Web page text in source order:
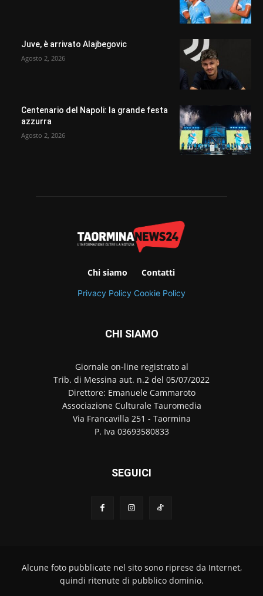
Juve, è arrivato Alajbegovic
Agosto 2, 2026
Centenario del Napoli: la grande festa
azzurra
Agosto 2, 2026
Chi siamo Contatti
Privacy Policy Cookie Policy
CHI SIAMO
Giornale on-line registrato al
Trib. di Messina aut. n.2 del 05/07/2022
Direttore: Emanuele Cammaroto
Associazione Culturale Tauromedia
Via Francavilla 251 - Taormina
P. Iva 03693580833
SEGUICI
Alcune foto pubblicate nel sito sono riprese da Internet,
quindi ritenute di pubblico dominio.